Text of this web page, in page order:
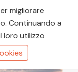
migliorare
Continuando a
loro utilizzo